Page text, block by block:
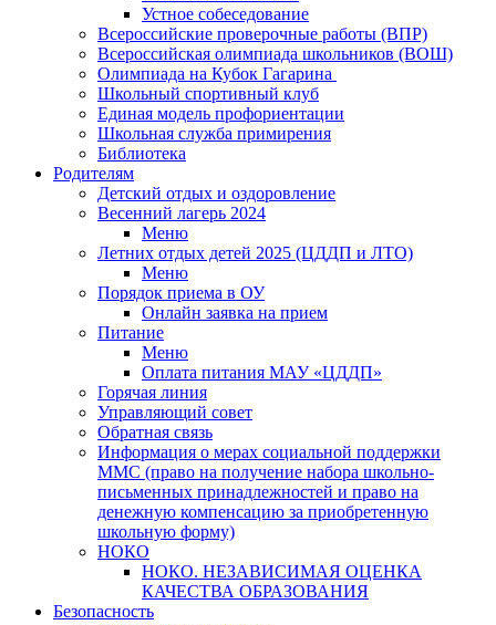
Устное собеседование
Всероссийские проверочные работы (ВПР)
Всероссийская олимпиада школьников (ВОШ)
Олимпиада на Кубок Гагарина
Школьный спортивный клуб
Единая модель профориентации
Школьная служба примирения
Библиотека
Родителям
Детский отдых и оздоровление
Весенний лагерь 2024
Меню
Летних отдых детей 2025 (ЦДДП и ЛТО)
Меню
Порядок приема в ОУ
Онлайн заявка на прием
Питание
Меню
Оплата питания МАУ «ЦДДП»
Горячая линия
Управляющий совет
Обратная связь
Информация о мерах социальной поддержки
ММС (право на получение набора школьно-
письменных принадлежностей и право на
денежную компенсацию за приобретенную
школьную форму)
НОКО
НОКО. НЕЗАВИСИМАЯ ОЦЕНКА
КАЧЕСТВА ОБРАЗОВАНИЯ
Безопасность